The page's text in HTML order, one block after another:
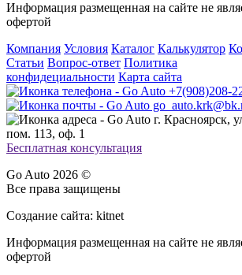
Информация размещенная на сайте не
офертой
Компания Условия Каталог Калькулятор
Статьи Вопрос-ответ Политика
конфидециальности Карта сайта
+7(908)208-
г. Красноярск,
пом. 113, оф. 1
Бесплатная консультация
Go Auto 2026 ©
Все права защищены
Создание сайта: kitnet
Информация размещенная на сайте не
офертой